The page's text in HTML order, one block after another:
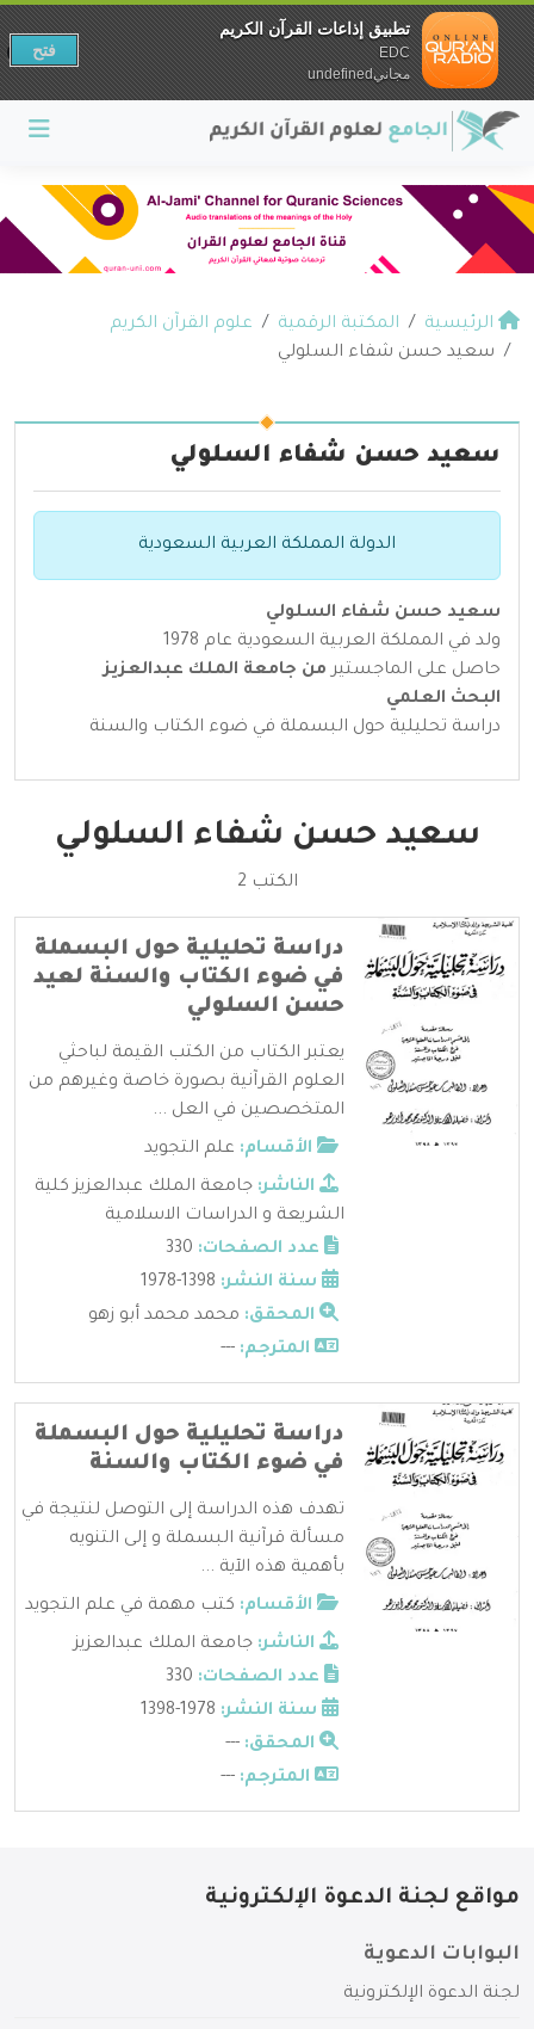
الرئيسية المكتبة الرقمية
علوم القرآن الكريم
سعيد حسن شفاء السلولي
سعيد حسن شفاء السلولي
الدولة المملكة العربية السعودية
سعيد حسن شفاء السلولي
ولد في المملكة العربية السعودية عام 1978
حاصل على الماجستير من جامعة الملك عبدالعزيز
البحث العلمي
دراسة تحليلية حول البسملة في ضوء الكتاب والسنة
سعيد حسن شفاء السلولي
الكتب 2
دراسة تحليلية حول البسملة
في ضوء الكتاب والسنة لعيد
حسن السلولي
يعتبر الكتاب من الكتب القيمة لباحثي
العلوم القرآنية بصورة خاصة وغيرهم من
المتخصصين في العل ...
الأقسام: علم التجويد
الناشر: جامعة الملك عبدالعزيز كلية
الشريعة و الدراسات الاسلامية
عدد الصفحات:
سنة النشر:
المحقق: محمد محمد أبو زهو
المترجم: ---
دراسة تحليلية حول البسملة
في ضوء الكتاب والسنة
تهدف هذه الدراسة إلى التوصل لنتيجة في
مسألة قرآنية البسملة و إلى التنويه
بأهمية هذه الآية ...
الأقسام: كتب مهمة في علم التجويد
الناشر: جامعة الملك عبدالعزيز
عدد الصفحات:
سنة النشر:
المحقق: ---
المترجم: ---
مواقع لجنة الدعوة الإلكترونية
البوابات الدعوية
لجنة الدعوة الإلكترونية
تطبيق إذاعات القرآن الكريم
EDC
مجانيundefined
فتح